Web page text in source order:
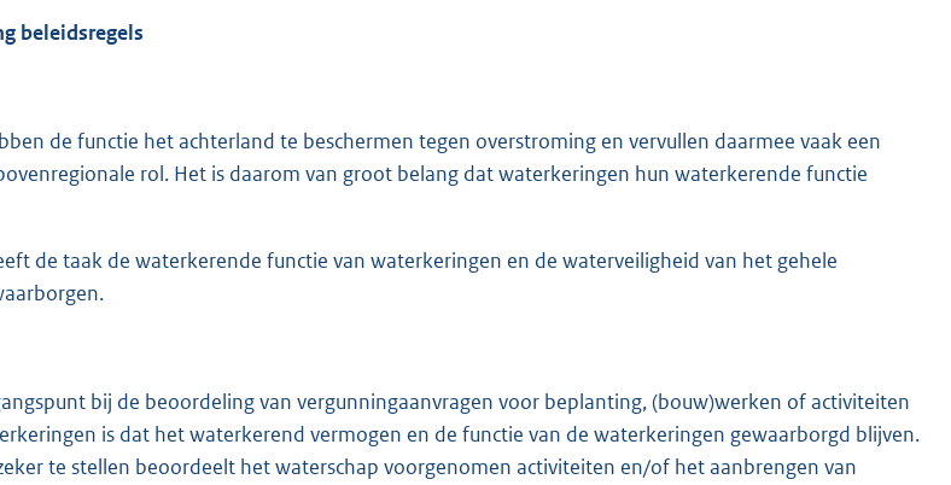
t
:
beleidsregels
de functie het achterland te beschermen tegen overstroming en vervullen daarmee vaak een
rol. Het is daarom van groot belang dat waterkeringen hun waterkerende functie
de taak de waterkerende functie van waterkeringen en de waterveiligheid van het gehele
bij de beoordeling van vergunningaanvragen voor beplanting, (bouw)werken of activiteiten
is dat het waterkerend vermogen en de functie van de waterkeringen gewaarborgd blijven.
te stellen beoordeelt het waterschap voorgenomen activiteiten en/of het aanbrengen van